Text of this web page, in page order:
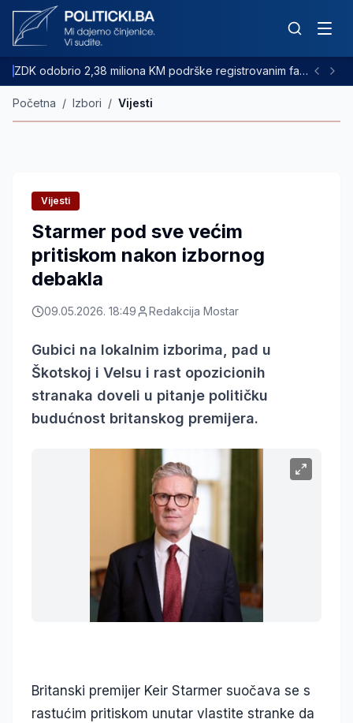
ZDK odobrio 2,38 miliona KM podrške registrovanim farmama goveda
Početna / Izbori / Vijesti
Vijesti
Starmer pod sve većim
pritiskom nakon izbornog
debakla
09.05.2026. 18:49 Redakcija Mostar
Gubici na lokalnim izborima, pad u
Škotskoj i Velsu i rast opozicionih
stranaka doveli u pitanje političku
budućnost britanskog premijera.
Britanski premijer Keir Starmer suočava se s
rastućim pritiskom unutar vlastite stranke da